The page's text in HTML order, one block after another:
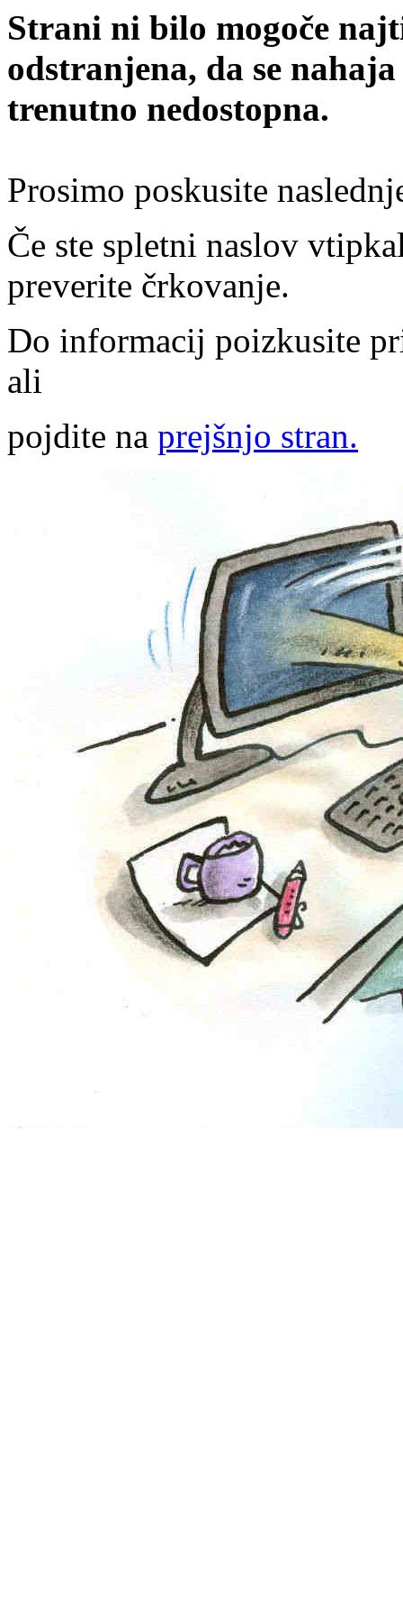
Strani ni bilo mogoče
odstranjena, da se
trenutno nedostopna.
Prosimo poskusite
Če ste spletni naslov
preverite črkovanje.
Do informacij poizkusite
ali
pojdite na prejšnjo stran.